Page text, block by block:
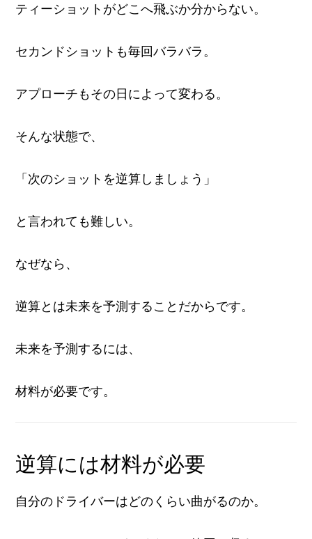
ティーショットがどこへ飛ぶか分からない。
セカンドショットも毎回バラバラ。
アプローチもその日によって変わる。
そんな状態で、
「次のショットを逆算しましょう」
と言われても難しい。
なぜなら、
逆算とは未来を予測することだからです。
未来を予測するには、
材料が必要です。
逆算には材料が必要
自分のドライバーはどのくらい曲がるのか。